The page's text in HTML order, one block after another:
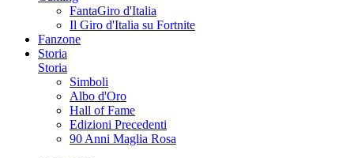
FantaGiro d'Italia
Il Giro d'Italia su Fortnite
Fanzone
Storia
Storia
Simboli
Albo d'Oro
Hall of Fame
Edizioni Precedenti
90 Anni Maglia Rosa